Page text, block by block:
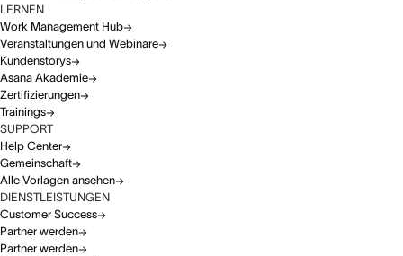
LERNEN
Work Management Hub
Veranstaltungen und Webinare
Kundenstorys
Asana Akademie
Zertifizierungen
Trainings
SUPPORT
Help Center
Gemeinschaft
Alle Vorlagen ansehen
DIENSTLEISTUNGEN
Customer Success
Partner werden
Partner werden